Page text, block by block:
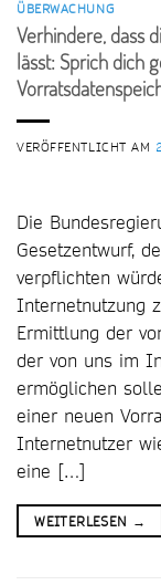
ÜBERWACHUNG
Verhindere, dass
lässt: Sprich dich
VERÖFFENTLICHT AM
Die
Gesetzentwurf,
verpflichten
Internetnutzung
Ermittlung der
der von uns im
ermöglichen
einer neuen
Internetnutzer
eine […]
WEITERLESEN →